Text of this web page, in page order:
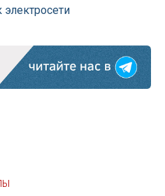
электросети